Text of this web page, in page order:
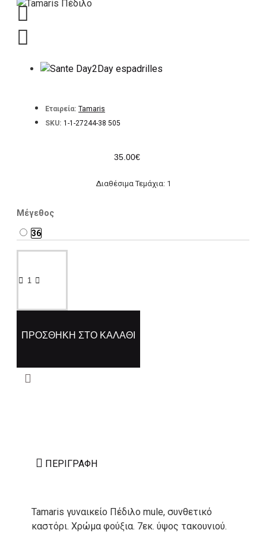
Εταιρεία: Tamaris
SKU: 1-1-27244-38 505
35.00€
Διαθέσιμα Τεμάχια: 1
Μέγεθος
36
ΠΡΟΣΘΉΚΗ ΣΤΟ ΚΑΛΆΘΙ
ΠΕΡΙΓΡΑΦΉ
Tamaris γυναικείο Πέδιλο mule, συνθετικό
καστόρι. Χρώμα φούξια. 7εκ. ύψος τακουνιού.